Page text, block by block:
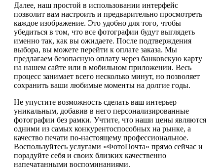
Далее, наш простой в использовании интерфейс
позволит вам настроить и предварительно просмотреть
каждое изображение. Это удобно для того, чтобы
убедиться в том, что все фотографии будут выглядеть
именно так, как вы ожидаете. После подтверждения
выбора, вы можете перейти к оплате заказа. Мы
предлагаем безопасную оплату через банковскую карту
на нашем сайте или в мобильном приложении. Весь
процесс занимает всего несколько минут, но позволяет
сохранить ваши любимые моменты на долгие годы.
Не упустите возможность сделать ваш интерьер
уникальным, добавив в него персонализированные
фотографии без рамки. Учтите, что наши цены являются
одними из самых конкурентоспособных на рынке, а
качество печати по-настоящему профессиональное.
Воспользуйтесь услугами «ФотоПочта» прямо сейчас и
порадуйте себя и своих близких качественно
напечатанными воспоминаниями.